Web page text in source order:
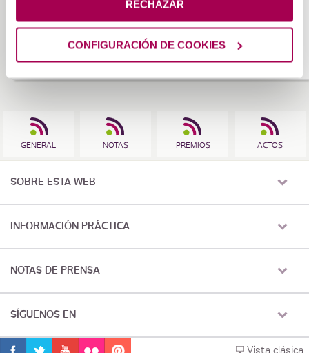
CONFIGURACIÓN DE COOKIES
RECHAZAR
GENERAL NOTAS PREMIOS ACTOS
Gobierno de Navarra reconoció la “falta de financiación”
como un problema real en este sector y la necesidad de
establecer un nuevo “acuerdo más acorde con la situación
SOBRE ESTA WEB
INFORMACIÓN PRÁCTICA
NOTAS DE PRENSA
SÍGUENOS EN
Vista clásica